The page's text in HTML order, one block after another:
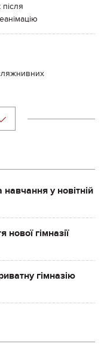
у новітній
гімназії
гімназію